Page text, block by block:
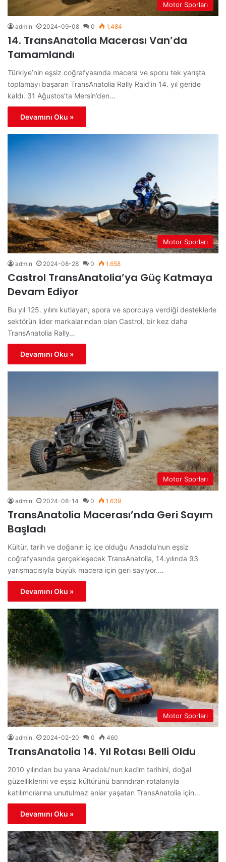
Motor Sporları
admin 2024-09-08 0 1.484
14. TransAnatolia Macerası Van’da
Tamamlandı
Türkiye’nin eşsiz coğrafyasında macera ve sporu tek yarışta
toplamayı başaran TransAnatolia Rally Raid’in 14. yıl geride
kaldı. 31 Ağustos’ta Mersin’den…
Devamını Oku »
Motor Sporları
admin 2024-08-28 0 1.658
Castrol TransAnatolia’ya Güç Katmaya
Devam Ediyor
Bu yıl 125. yılını kutlayan, spora ve sporcuya verdiği desteklerle
sektörün lider markalarından olan Castrol, bir kez daha
TransAnatolia Rally…
Devamını Oku »
Motor Sporları
admin 2024-08-14 0 1.639
TransAnatolia Macerası’nda Geri Sayım
Başladı
Kültür, tarih ve doğanın iç içe olduğu Anadolu’nun eşsiz
coğrafyasında gerçekleşecek TransAnatolia, 14.yılında 93
yarışmacısıyla büyük macera için geri sayıyor.…
Devamını Oku »
Motor Sporları
admin 2024-02-20 0 460
TransAnatolia 14. Yıl Rotası Belli Oldu
2010 yılından bu yana Anadolu’nun kadim tarihini, doğal
güzelliklerini ve eşsiz kültürünü barındıran rotalarıyla
katılımcılarına unutulmaz anlar yaşatan TransAnatolia için…
Devamını Oku »